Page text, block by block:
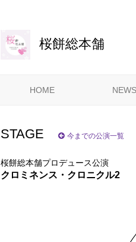
桜餅総本舗
HOME NEWS
STAGE 今までの公演一覧
桜餅総本舗プロデュース公演
クロミネンス・クロニクル2